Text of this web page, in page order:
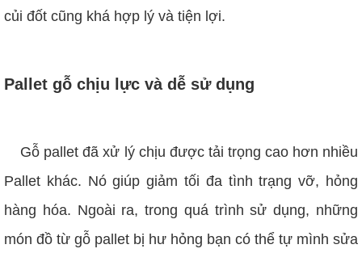
củi đốt cũng khá hợp lý và tiện lợi.
Pallet gỗ chịu lực và dễ sử dụng
Gỗ pallet đã xử lý chịu được tải trọng cao hơn nhiều
Pallet khác. Nó giúp giảm tối đa tình trạng vỡ, hỏng
hàng hóa. Ngoài ra, trong quá trình sử dụng, những
món đồ từ gỗ pallet bị hư hỏng bạn có thể tự mình sửa